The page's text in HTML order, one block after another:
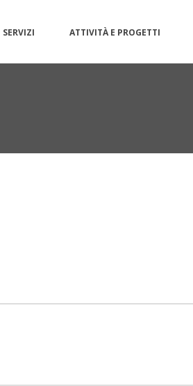
SERVIZI ATTIVITÀ E PROGETTI